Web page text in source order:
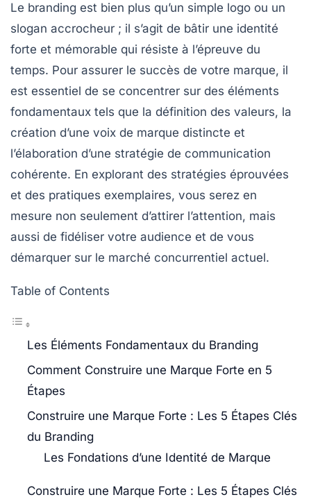
Le branding est bien plus qu’un simple logo ou un
slogan accrocheur ; il s’agit de bâtir une identité
forte et mémorable qui résiste à l’épreuve du
temps. Pour assurer le succès de votre marque, il
est essentiel de se concentrer sur des éléments
fondamentaux tels que la définition des valeurs, la
création d’une voix de marque distincte et
l’élaboration d’une stratégie de communication
cohérente. En explorant des stratégies éprouvées
et des pratiques exemplaires, vous serez en
mesure non seulement d’attirer l’attention, mais
aussi de fidéliser votre audience et de vous
démarquer sur le marché concurrentiel actuel.
Table of Contents
Les Éléments Fondamentaux du Branding
Comment Construire une Marque Forte en 5
Étapes
Construire une Marque Forte : Les 5 Étapes Clés
du Branding
Les Fondations d’une Identité de Marque
Construire une Marque Forte : Les 5 Étapes Clés